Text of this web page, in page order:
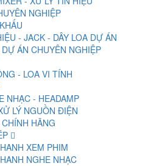
NGHIỆP
- JACK - DÂY LOA DỰ ÁN
ÁN CHUYÊN NGHIỆP
- LOA VI TÍNH
NHẠC - HEADAMP
LÝ NGUỒN ĐIỆN
HÃNG
XEM PHIM
NGHE NHẠC